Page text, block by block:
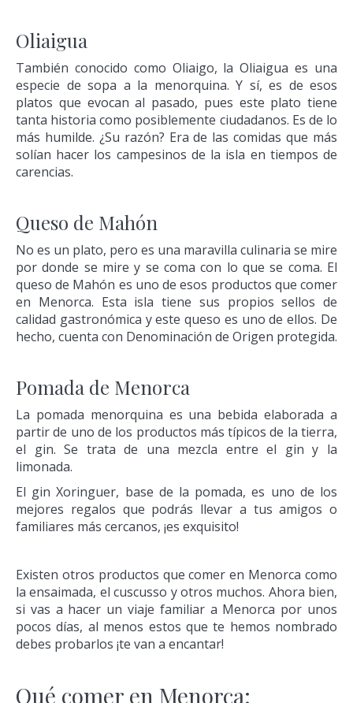
Oliaigua
También conocido como Oliaigo, la Oliaigua es una
especie de sopa a la menorquina. Y sí, es de esos
platos que evocan al pasado, pues este plato tiene
tanta historia como posiblemente ciudadanos. Es de lo
más humilde. ¿Su razón? Era de las comidas que más
solían hacer los campesinos de la isla en tiempos de
carencias.
Queso de Mahón
No es un plato, pero es una maravilla culinaria se mire
por donde se mire y se coma con lo que se coma. El
queso de Mahón es uno de esos productos que comer
en Menorca. Esta isla tiene sus propios sellos de
calidad gastronómica y este queso es uno de ellos. De
hecho, cuenta con Denominación de Origen protegida.
Pomada de Menorca
La pomada menorquina es una bebida elaborada a
partir de uno de los productos más típicos de la tierra,
el gin. Se trata de una mezcla entre el gin y la
limonada.
El gin Xoringuer, base de la pomada, es uno de los
mejores regalos que podrás llevar a tus amigos o
familiares más cercanos, ¡es exquisito!
Existen otros productos que comer en Menorca como
la ensaimada, el cuscusso y otros muchos. Ahora bien,
si vas a hacer un viaje familiar a Menorca por unos
pocos días, al menos estos que te hemos nombrado
debes probarlos ¡te van a encantar!
Qué comer en Menorca: